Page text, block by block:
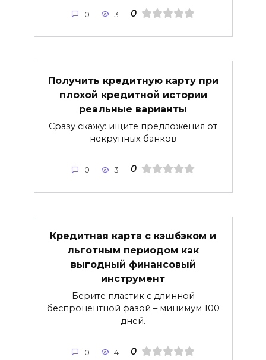
0 3 0
Получить кредитную карту при
плохой кредитной истории
реальные варианты
Сразу скажу: ищите предложения от
некрупных банков
0 3 0
Кредитная карта с кэшбэком и
льготным периодом как
выгодный финансовый
инструмент
Берите пластик с длинной
беспроцентной фазой – минимум 100
дней.
0 4 0